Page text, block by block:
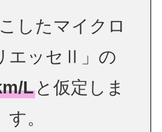
したマイクロ
エッセⅡ」の
L と仮定しま
す。